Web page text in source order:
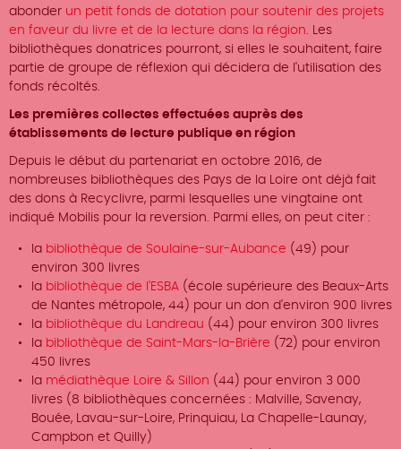
abonder un petit fonds de dotation pour soutenir des projets
en faveur du livre et de la lecture dans la région. Les
bibliothèques donatrices pourront, si elles le souhaitent, faire
partie de groupe de réflexion qui décidera de l'utilisation des
fonds récoltés.
Les premières collectes effectuées auprès des
établissements de lecture publique en région
Depuis le début du partenariat en octobre 2016, de
nombreuses bibliothèques des Pays de la Loire ont déjà fait
des dons à Recyclivre, parmi lesquelles une vingtaine ont
indiqué Mobilis pour la reversion. Parmi elles, on peut citer :
la bibliothèque de Soulaine-sur-Aubance (49) pour
environ 300 livres
la bibliothèque de l'ESBA (école supérieure des Beaux-Arts
de Nantes métropole, 44) pour un don d'environ 900 livres
la bibliothèque du Landreau (44) pour environ 300 livres
la bibliothèque de Saint-Mars-la-Brière (72) pour environ
450 livres
la médiathèque Loire & Sillon (44) pour environ 3 000
livres (8 bibliothèques concernées : Malville, Savenay,
Bouée, Lavau-sur-Loire, Prinquiau, La Chapelle-Launay,
Campbon et Quilly)